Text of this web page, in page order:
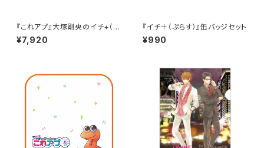
『これアプ』大塚剛央のイチ+（ぷ
らす）ディレクターズカット 太
まるDX版 Vol.2
¥7,920
『イチ＋（ぷらす）』缶バッジセット
¥990